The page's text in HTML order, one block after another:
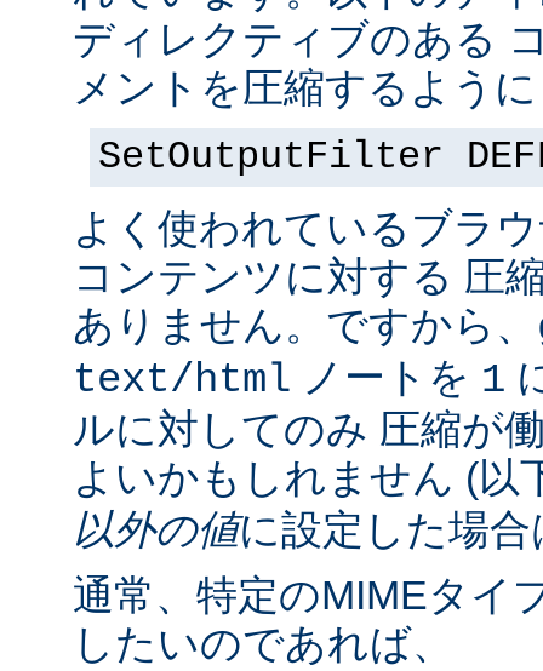
ディレクティブのある
メントを圧縮するよう
SetOutputFilter
よく使われているブラ
コンテンツに対する 圧
ありません。ですから、
text/html ノートを 1
ルに対してのみ 圧縮が
よいかもしれません (以
以外の値に設定した場
通常、特定のMIMEタイ
したいのであれば、